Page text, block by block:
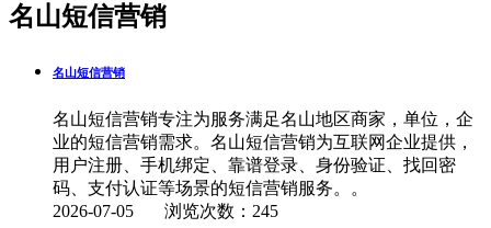
名山短信营销
名山短信营销
名山短信营销专注为服务满足名山地区商家，单位，企
业的短信营销需求。名山短信营销为互联网企业提供，
用户注册、手机绑定、靠谱登录、身份验证、找回密
码、支付认证等场景的短信营销服务。。
2026-07-05 浏览次数：245